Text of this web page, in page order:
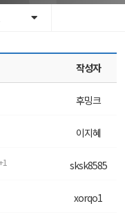
작성자
후밍크
이지혜
1 sksk8585
xorqo1